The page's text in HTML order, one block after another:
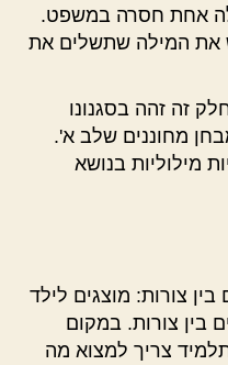
אחת חסרה במשפט.
את המילה שתשלים את
זה זהה בסגנונו
מחוננים שלב א'.
מילוליות בנושא
בין צורות: מוצגים לילד
בין צורות. במקום
צריך למצוא מה